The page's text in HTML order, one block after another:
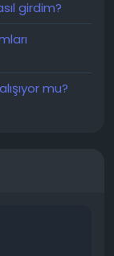
girdim?
mu?